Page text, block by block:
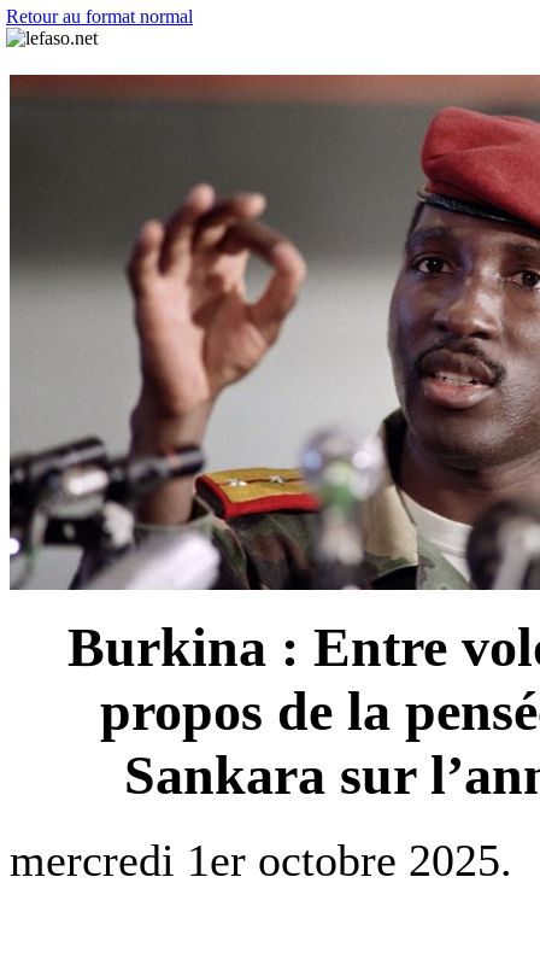
Retour au format normal
Burkina : Entre
propos de la
Sankara sur
mercredi 1er octobre 2025.